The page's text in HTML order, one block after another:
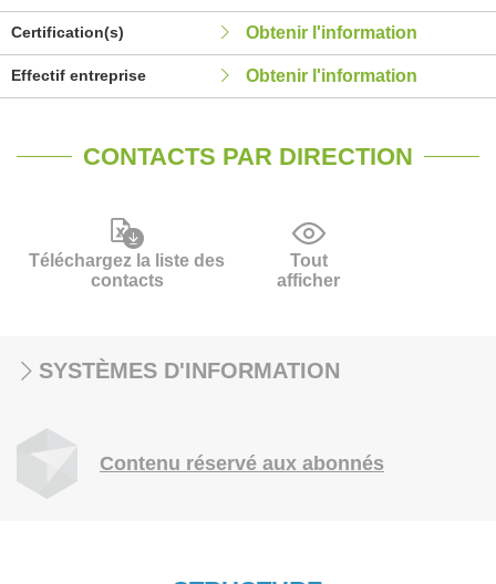
Certification(s) Obtenir l'information
Effectif entreprise Obtenir l'information
CONTACTS PAR DIRECTION
Téléchargez la liste des
contacts
Tout
afficher
SYSTÈMES D'INFORMATION
Contenu réservé aux abonnés